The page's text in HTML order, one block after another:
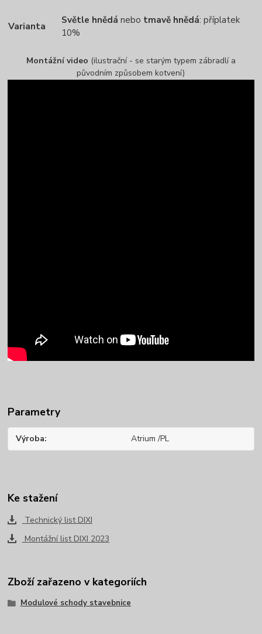
Varianta
Světle hnědá nebo tmavě hnědá: příplatek
10%
Montážní video (ilustrační - se starým typem zábradlí a
původním způsobem kotvení)
Parametry
Výroba Atrium /PL
Ke stažení
Technický list DIXI
Montážní list DIXI 2023
Zboží zařazeno v kategoriích
Modulové schody stavebnice